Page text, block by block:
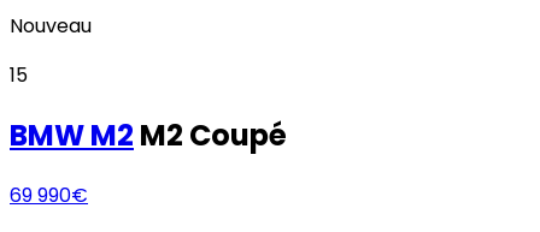
Nouveau
15
BMWM2 M2 Coupé
69 990€